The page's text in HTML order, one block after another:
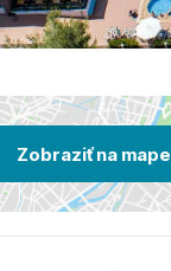
Zobraziť na mape